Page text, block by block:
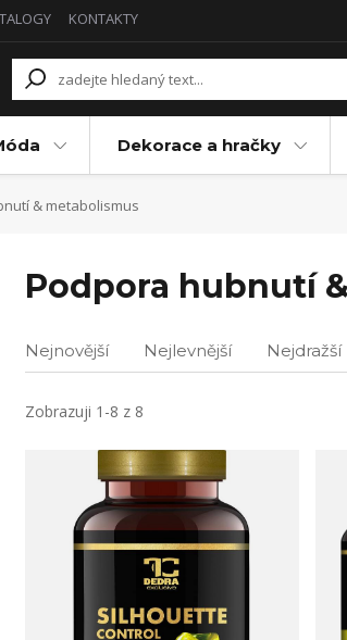
KONTAKTY
Dekorace a hračky
& metabolismus
Podpora hubnutí
Nejnovější Nejlevnější Nejdražší
Zobrazuji 1-8 z 8